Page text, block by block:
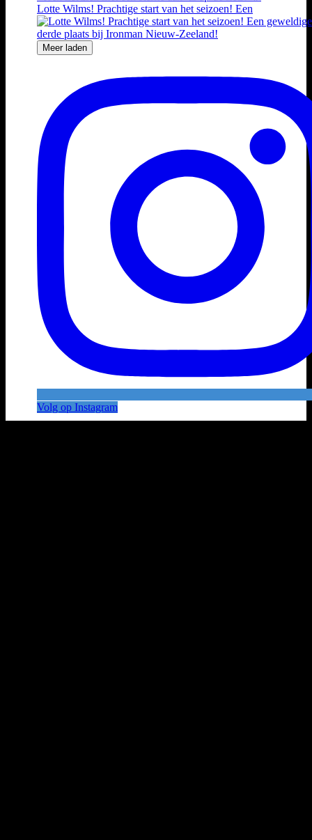
Lotte Wilms! Prachtige start van het seizoen! Een
Meer laden
Volg op Instagram